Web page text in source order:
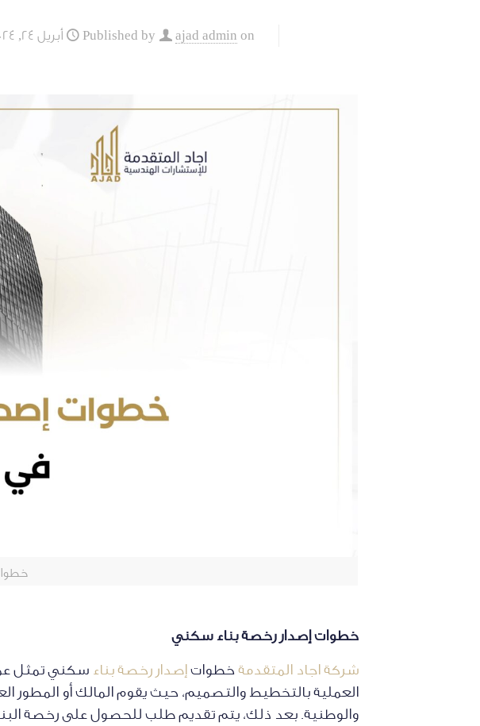
Published by ajad admin on أبريل 24, 2024
خطوات إصدار رخصة بناء سكني
شركة اجاد المتقدمةخطواتإصدار رخصة بناء سكني تمثل
العملية بالتخطيط والتصميم، حيث يقوم المالك أو المطور
والوطنية. بعد ذلك، يتم تقديم طلب للحصول على رخصة